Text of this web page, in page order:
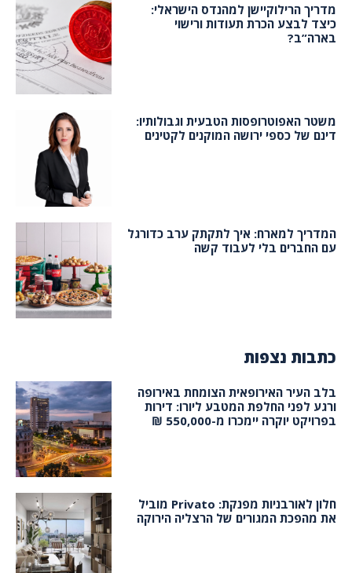
מדריך הרילוקיישן למהנדס הישראלי:
כיצד לבצע הכרת תעודות ורישוי
בארה”ב?
משטר האפוטרופסות הטבעית וגבולותיו:
דינם של כספי ירושה המוקנים לקטינים
המדריך למארח: איך לתקתק ערב כדורגל
עם החברים בלי לעבוד קשה
כתבות נצפות
בלב העיר האירופאית הצומחת באירופה
ורגע לפני החלפת המטבע ליורו: דירות
בפרויקט יוקרה יימכרו מ-550,000 ₪
חלון לאורבניות מפנקת: Privato מוביל
את מהפכת המגורים של הרצליה הירוקה